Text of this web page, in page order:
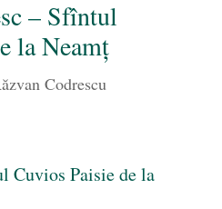
– Sfîntul
la Neamț
Codrescu
Cuvios Paisie de la